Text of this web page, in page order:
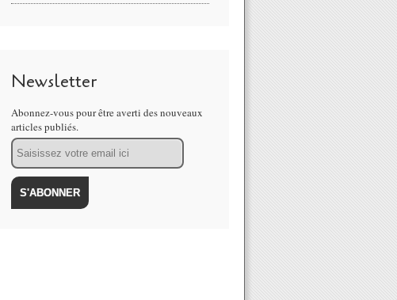
Newsletter
Abonnez-vous pour être averti des nouveaux
articles publiés.
Email